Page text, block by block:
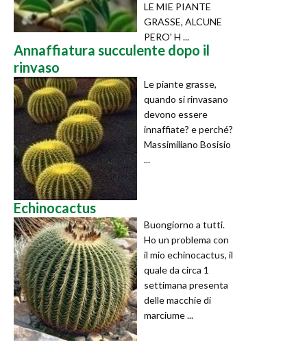
LE MIE PIANTE
GRASSE, ALCUNE
PERO' H ...
Annaffiatura succulente dopo il
rinvaso
Le piante grasse,
quando si rinvasano
devono essere
innaffiate? e perché?
Massimiliano Bosisio
...
Echinocactus
Buongiorno a tutti.
Ho un problema con
il mio echinocactus, il
quale da circa 1
settimana presenta
delle macchie di
marciume ...